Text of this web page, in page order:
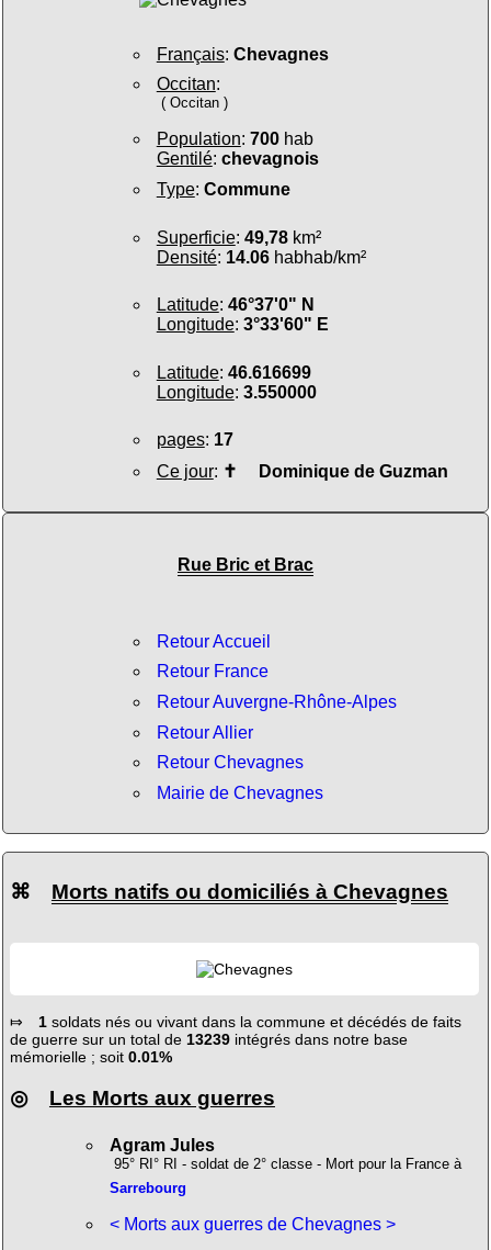
Français: Chevagnes
Occitan:
( Occitan )
Population: 700hab
Gentilé: chevagnois
Type: Commune
Superficie: 49,78km²
Densité: 14.06habhab/km²
Latitude: 46°37'0" N
Longitude: 3°33'60" E
Latitude: 46.616699
Longitude: 3.550000
pages: 17
Ce jour: ✝ Dominique de Guzman
Rue Bric et Brac
Retour Accueil
Retour France
Retour Auvergne-Rhône-Alpes
Retour Allier
Retour Chevagnes
Mairie de Chevagnes
⌘ Morts natifs ou domiciliés à Chevagnes
⤇ 1soldats nés ou vivant dans la commune et décédés de faits
de guerre sur un total de 13239intégrés dans notre base
mémorielle ; soit 0.01%
◎ Les Morts aux guerres
Agram Jules
95° RI° RI - soldat de 2° classe - Mort pour la France à
Sarrebourg
< Morts aux guerres de Chevagnes >